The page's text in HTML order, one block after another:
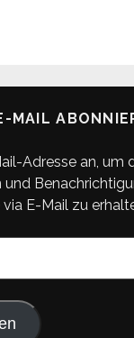
MAIL
Adresse an, um
und
E-Mail zu